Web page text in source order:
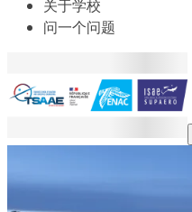
关于学校
问一个问题